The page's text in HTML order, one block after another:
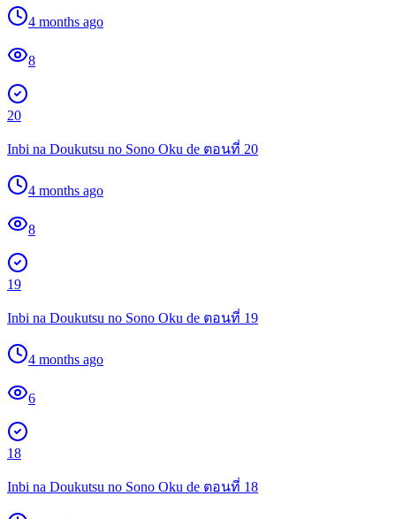
4 months ago
8
20
Inbi na Doukutsu no Sono Oku de ตอนที่ 20
4 months ago
8
19
Inbi na Doukutsu no Sono Oku de ตอนที่ 19
4 months ago
6
18
Inbi na Doukutsu no Sono Oku de ตอนที่ 18